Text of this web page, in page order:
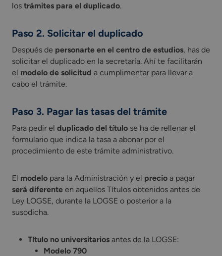
los trámites para el duplicado.
Paso 2. Solicitar el duplicado
Después de personarte en el centro de estudios, has de
solicitar el duplicado en la secretaría. Ahí te facilitarán
el modelo de solicitud a cumplimentar para llevar a
cabo el trámite.
Paso 3. Pagar las tasas del trámite
Para pedir el duplicado del título se ha de rellenar el
formulario que indica la tasa a abonar por el
procedimiento de este trámite administrativo.
El modelo para la Administración y el precio a pagar
será diferente en aquellos Títulos obtenidos antes de
Ley LOGSE, durante la LOGSE o posterior a la
susodicha.
Título no universitarios antes de la LOGSE:
Modelo 790